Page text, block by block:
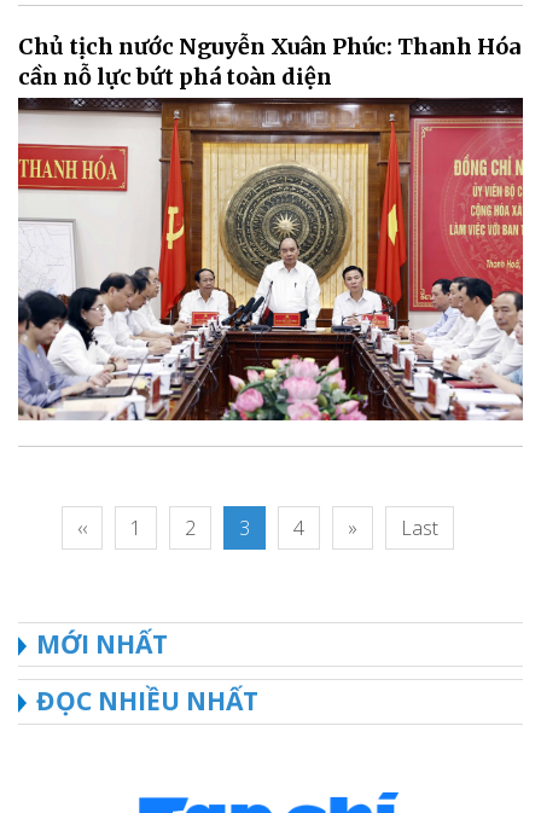
Chủ tịch nước Nguyễn Xuân Phúc: Thanh Hóa
cần nỗ lực bứt phá toàn diện
‹‹ 1 2 3 4 » Last
MỚI NHẤT
ĐỌC NHIỀU NHẤT